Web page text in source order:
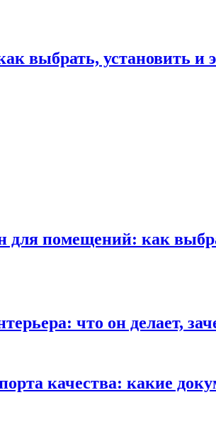
выбрать, установить и
для помещений: как
что он делает,
качества: какие